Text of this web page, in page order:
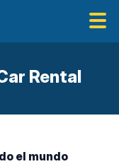
Rental
el mundo